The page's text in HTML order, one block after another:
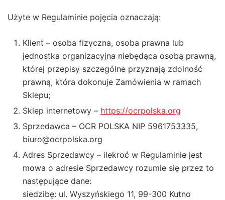
Użyte w Regulaminie pojęcia oznaczają:
Klient – osoba fizyczna, osoba prawna lub
jednostka organizacyjna niebędąca osobą prawną,
której przepisy szczególne przyznają zdolność
prawną, która dokonuje Zamówienia w ramach
Sklepu;
Sklep internetowy – https://ocrpolska.org
Sprzedawca – OCR POLSKA NIP 5961753335,
biuro@ocrpolska.org
Adres Sprzedawcy – ilekroć w Regulaminie jest
mowa o adresie Sprzedawcy rozumie się przez to
następujące dane:
siedzibę: ul. Wyszyńskiego 11, 99-300 Kutno